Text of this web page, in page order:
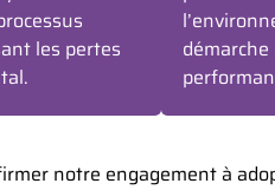
les pertes
notre engagement à